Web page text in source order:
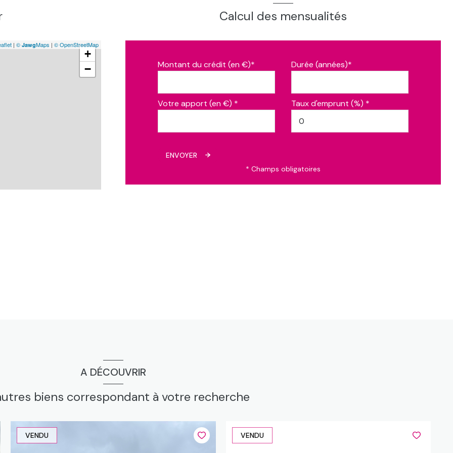
+
−
| © JawgMaps | © OpenStreetMap
Calcul des mensualités
Montant du crédit (en €)* Durée (années)*
Votre apport (en €) * Taux d'emprunt (%) *
ENVOYER
* Champs obligatoires
A DÉCOUVRIR
biens correspondant à votre recherche
VENDU VENDU